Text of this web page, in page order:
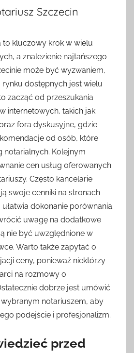
Szczecin
kluczowy krok w wielu
a znalezienie najtańszego
może być wyzwaniem,
rynku dostępnych jest wielu
zacząć od przeszukania
internetowych, takich jak
fora dyskusyjne, gdzie
od osób, które
notarialnych. Kolejnym
cen usług oferowanych
Często kancelarie
swoje cenniki na stronach
dokonanie porównania.
uwagę na dodatkowe
nie być uwzględnione w
Warto także zapytać o
ceny, ponieważ niektórzy
na rozmowy o
dobrze jest umówić
wybranym notariuszem, aby
podejście i profesjonalizm.
przed